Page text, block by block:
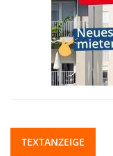
TEXTANZEIGE